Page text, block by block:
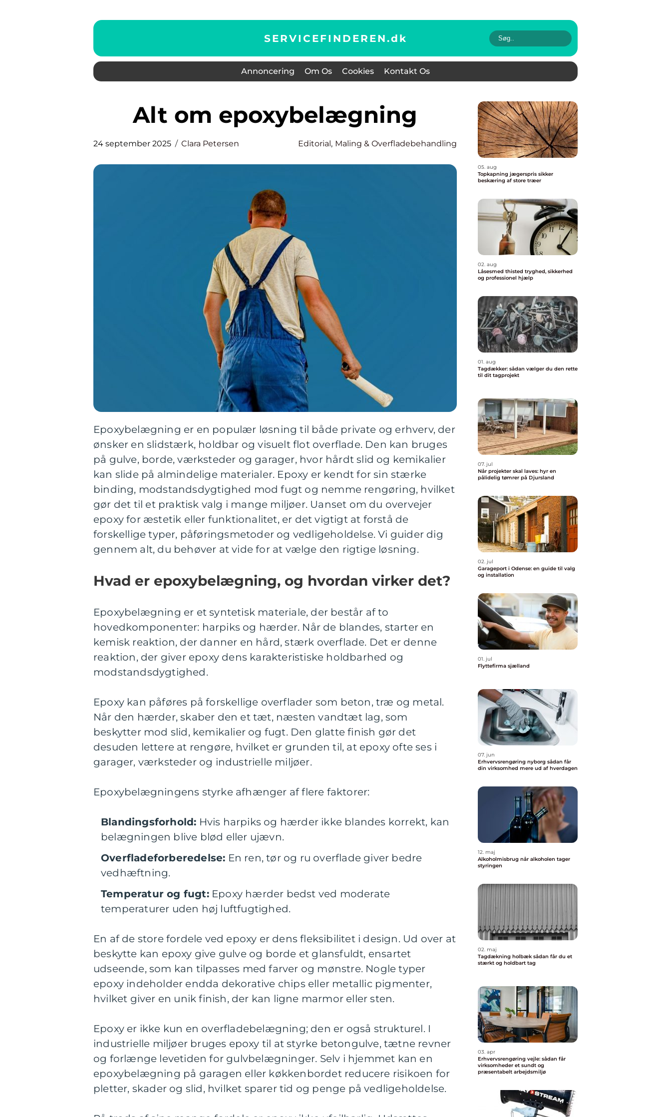
SERVICEFINDEREN.dk
Annoncering Om Os Cookies Kontakt Os
Alt om epoxybelægning
24 september 2025 Clara Petersen Editorial, Maling & Overfladebehandling
Epoxybelægning er en populær løsning til både private og erhverv, der
ønsker en slidstærk, holdbar og visuelt flot overflade. Den kan bruges
på gulve, borde, værksteder og garager, hvor hårdt slid og kemikalier
kan slide på almindelige materialer. Epoxy er kendt for sin stærke
binding, modstandsdygtighed mod fugt og nemme rengøring, hvilket
gør det til et praktisk valg i mange miljøer. Uanset om du overvejer
epoxy for æstetik eller funktionalitet, er det vigtigt at forstå de
forskellige typer, påføringsmetoder og vedligeholdelse. Vi guider dig
gennem alt, du behøver at vide for at vælge den rigtige løsning.
Hvad er epoxybelægning, og hvordan virker det?
Epoxybelægning er et syntetisk materiale, der består af to
hovedkomponenter: harpiks og hærder. Når de blandes, starter en
kemisk reaktion, der danner en hård, stærk overflade. Det er denne
reaktion, der giver epoxy dens karakteristiske holdbarhed og
modstandsdygtighed.
Epoxy kan påføres på forskellige overflader som beton, træ og metal.
Når den hærder, skaber den et tæt, næsten vandtæt lag, som
beskytter mod slid, kemikalier og fugt. Den glatte finish gør det
desuden lettere at rengøre, hvilket er grunden til, at epoxy ofte ses i
garager, værksteder og industrielle miljøer.
Epoxybelægningens styrke afhænger af flere faktorer:
Blandingsforhold: Hvis harpiks og hærder ikke blandes korrekt, kan
belægningen blive blød eller ujævn.
Overfladeforberedelse: En ren, tør og ru overflade giver bedre
vedhæftning.
Temperatur og fugt:Epoxy hærder bedst ved moderate
temperaturer uden høj luftfugtighed.
En af de store fordele ved epoxy er dens fleksibilitet i design. Ud over at
beskytte kan epoxy give gulve og borde et glansfuldt, ensartet
udseende, som kan tilpasses med farver og mønstre. Nogle typer
epoxy indeholder endda dekorative chips eller metallic pigmenter,
hvilket giver en unik finish, der kan ligne marmor eller sten.
Epoxy er ikke kun en overfladebelægning; den er også strukturel. I
industrielle miljøer bruges epoxy til at styrke betongulve, tætne revner
og forlænge levetiden for gulvbelægninger. Selv i hjemmet kan en
epoxybelægning på garagen eller køkkenbordet reducere risikoen for
pletter, skader og slid, hvilket sparer tid og penge på vedligeholdelse.
05. aug
Topkapning jægerspris sikker
beskæring af store træer
02. aug
Låsesmed thisted tryghed, sikkerhed
og professionel hjælp
01. aug
Tagdækker: sådan vælger du den rette
til dit tagprojekt
07. jul
Når projekter skal laves: hyr en
pålidelig tømrer på Djursland
02. jul
Garageport i Odense: en guide til valg
og installation
01. jul
Flyttefirma sjælland
07. jun
Erhvervsrengøring nyborg sådan får
din virksomhed mere ud af hverdagen
12. maj
Alkoholmisbrug når alkoholen tager
styringen
02. maj
Tagdækning holbæk sådan får du et
stærkt og holdbart tag
03. apr
Erhvervsrengøring vejle: sådan får
virksomheder et sundt og
præsentabelt arbejdsmiljø